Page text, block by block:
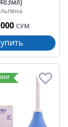
СУМ